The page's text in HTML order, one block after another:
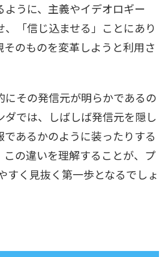
うに、主義やイデオロギー
、「信じ込ませる」ことにあり
そのものを変革しようと利用さ
にその発信元が明らかであるの
ダでは、しばしば発信元を隠し
であるかのように装ったりする
この違いを理解することが、プ
すく見抜く第一歩となるでしょ